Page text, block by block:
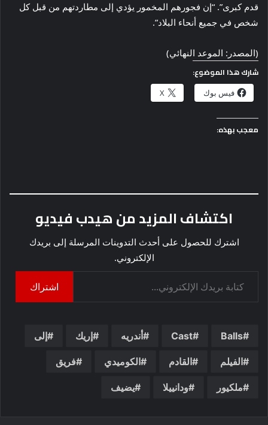
قدم كبرى”. “إن فجورهم المخمور يؤدي إلى مطاردتهم من قبل كل
شخص في جميع أنحاء البلاد”.
(المصدر: الموعد النهائي)
شارك هذا الموضوع:
فيس بوك X
معجب بهذه:
اكتشاف المزيد من هيدب فيديو
اشترك للحصول على أحدث التدوينات المرسلة إلى بريدك
الإلكتروني.
اشتراك
Balls
Cast أندريه إريك إلى
الفيلم القادم الكوميدي فريق
ملكيور ودانييلا يضيف